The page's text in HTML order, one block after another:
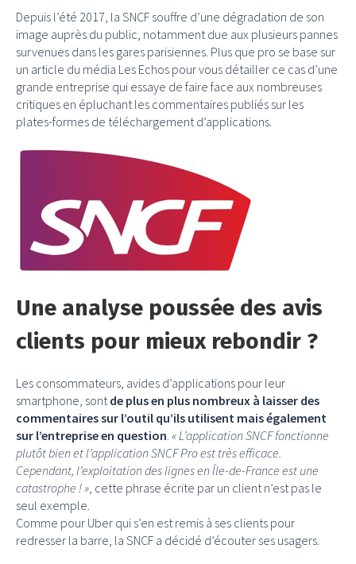
Depuis l’été 2017, la SNCF souffre d’une dégradation de son
image auprès du public, notamment due aux plusieurs pannes
survenues dans les gares parisiennes. Plus que pro se base sur
un article du média Les Echos pour vous détailler ce cas d’une
grande entreprise qui essaye de faire face aux nombreuses
critiques en épluchant les commentaires publiés sur les
plates-formes de téléchargement d’applications.
Une analyse poussée des avis
clients pour mieux rebondir ?
Les consommateurs, avides d’applications pour leur
smartphone, sont de plus en plus nombreux à laisser des
commentaires sur l’outil qu’ils utilisent mais également
sur l’entreprise en question « L’application SNCF fonctionne
plutôt bien et l’application SNCF Pro est très efficace.
Cependant, l’exploitation des lignes en Île-de-France est une
catastrophe ! » , cette phrase écrite par un client n’est pas le
seul exemple.
Comme pour Uber qui s’en est remis à ses clients pour
redresser la barre, la SNCF a décidé d’écouter ses usagers.